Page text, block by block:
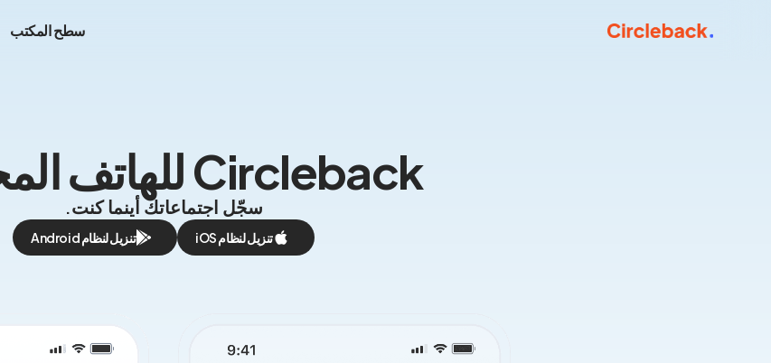
سطح المكتب
Circleback للهاتف المحمول
سجّل اجتماعاتك أينما كنت.
تنزيل لنظام iOS تنزيل لنظام Android